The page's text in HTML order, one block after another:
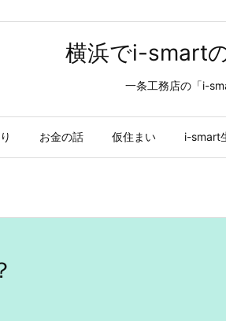
横浜でi-smart
一条工務店の「i-
お金の話 仮住まい i-smart